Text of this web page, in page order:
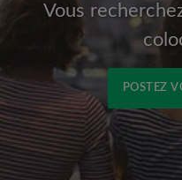
Vous
POSTEZ
Inscrivez-